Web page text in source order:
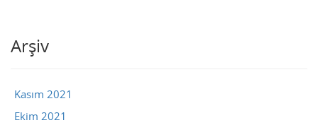
Arşiv
Kasım 2021
Ekim 2021